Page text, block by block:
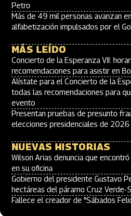
Petro
Más de 49 mil personas avanzan
alfabetización impulsados por el
MÁS LEÍDO
Concierto de la Esperanza VII:
recomendaciones para asistir en
Alístate para el Concierto de la
todas las recomendaciones para
evento
Presentan pruebas de presunto
elecciones presidenciales de 2026
NUEVAS HISTORIAS
Wilson Arias denuncia que
en su oficina
Gobierno del presidente Gustavo
hectáreas del páramo Cruz Verde-
Fallece el creador de "Sábados